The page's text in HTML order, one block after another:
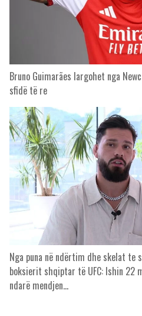
Bruno Guimarães largohet nga
sfidë të re
Nga puna në ndërtim dhe skelat te
boksierit shqiptar të UFC: Ishin 22
ndarë mendjen…